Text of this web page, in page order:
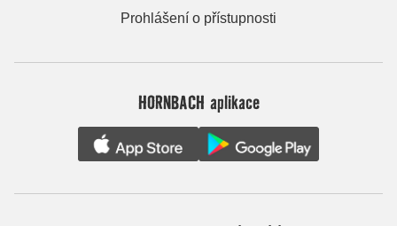
Prohlášení o přístupnosti
HORNBACH aplikace